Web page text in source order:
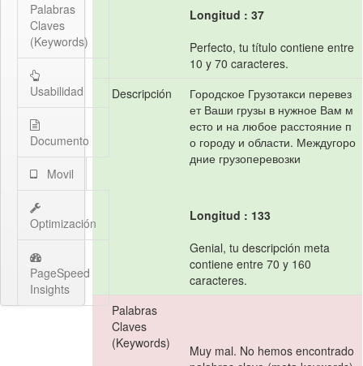
Palabras
Claves
(Keywords)
Usabilidad
Documento
Movil
Optimización
PageSpeed
Insights
Longitud : 37
Perfecto, tu título contiene entre
10 y 70 caracteres.
Descripción
Городское Грузотакси перевез
ет Ваши грузы в нужное Вам м
есто и на любое расстояние п
о городу и области. Междугоро
дние грузоперевозки
Longitud : 133
Genial, tu descripción meta
contiene entre 70 y 160
caracteres.
Palabras
Claves
(Keywords)
Muy mal. No hemos encontrado